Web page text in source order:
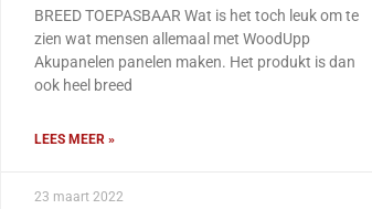
BREED TOEPASBAAR Wat is het toch leuk om te
zien wat mensen allemaal met WoodUpp
Akupanelen panelen maken. Het produkt is dan
ook heel breed
LEES MEER »
23 maart 2022